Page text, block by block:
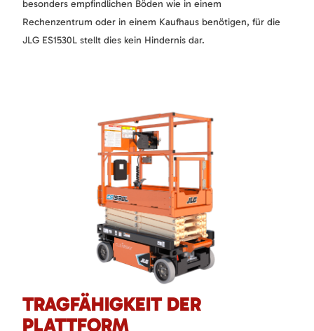
besonders empfindlichen Böden wie in einem
Rechenzentrum oder in einem Kaufhaus benötigen, für die
JLG ES1530L stellt dies kein Hindernis dar.
TRAGFÄHIGKEIT DER
PLATTFORM